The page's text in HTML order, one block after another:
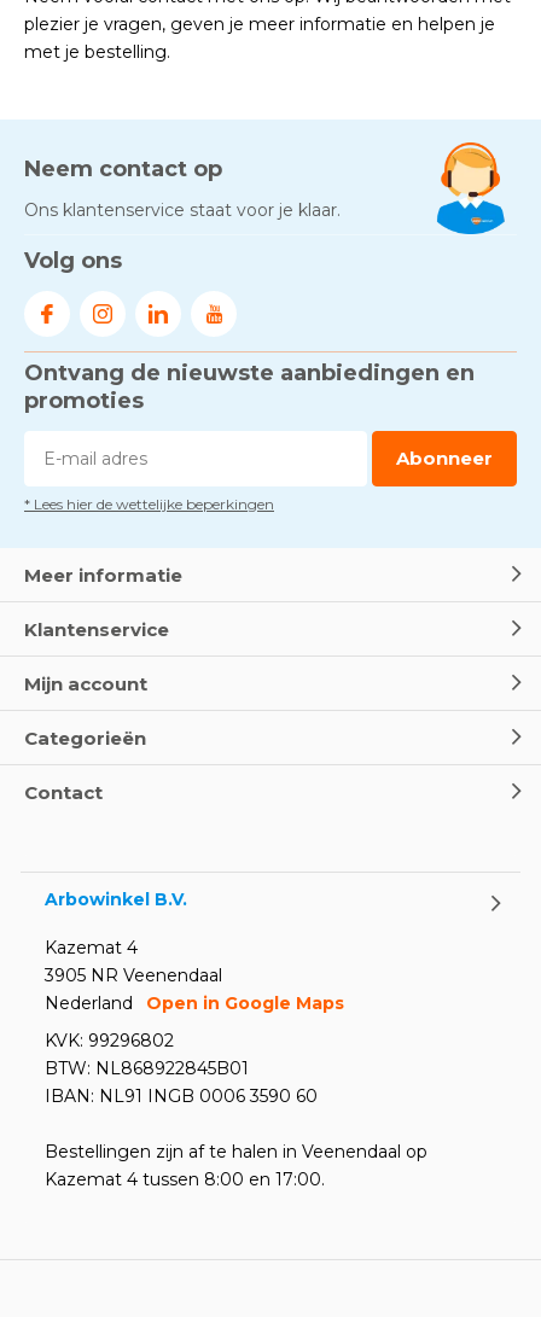
plezier je vragen, geven je meer informatie en helpen je
met je bestelling.
Neem contact op
Ons klantenservice staat voor je klaar.
Volg ons
Ontvang de nieuwste aanbiedingen en
promoties
Abonneer
* Lees hier de wettelijke beperkingen
Meer informatie
Klantenservice
Mijn account
Categorieën
Contact
Arbowinkel B.V.
Kazemat 4
3905 NR Veenendaal
Nederland
Open in Google Maps
KVK: 99296802
BTW: NL868922845B01
IBAN: NL91 INGB 0006 3590 60
Bestellingen zijn af te halen in Veenendaal op
Kazemat 4 tussen 8:00 en 17:00.